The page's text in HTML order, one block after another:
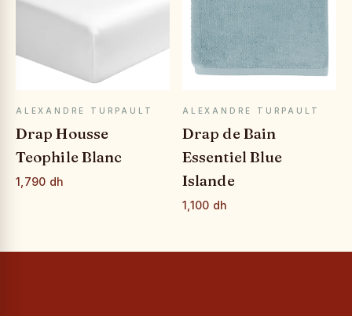
APERÇU RAPIDE
ALEXANDRE TURPAULT
Drap Housse
Teophile Blanc
1,790 dh
APERÇU RAPIDE
ALEXANDRE TURPAULT
Drap de Bain
Essentiel Blue
Islande
1,100 dh